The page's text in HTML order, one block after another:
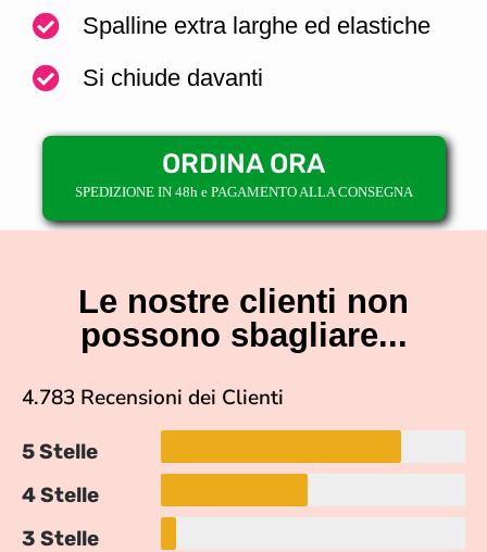
Spalline extra larghe ed elastiche
Si chiude davanti
ORDINA ORA
SPEDIZIONE IN 48h e PAGAMENTO ALLA CONSEGNA
Le nostre clienti non
possono sbagliare...
4.783 Recensioni dei Clienti
5 Stelle
4 Stelle
3 Stelle